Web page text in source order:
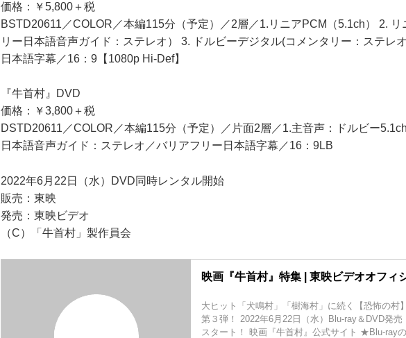
価格：￥5,800＋税
BSTD20611／COLOR／本編115分（予定）／2層／1.リニアPCM（5.1ch） 2. リ
リー日本語音声ガイド：ステレオ） 3. ドルビーデジタル(コメンタリー：ステレ
日本語字幕／16：9【1080p Hi-Def】
『牛首村』DVD
価格：￥3,800＋税
DSTD20611／COLOR／本編115分（予定）／片面2層／1.主音声：ドルビー
日本語音声ガイド：ステレオ／バリアフリー日本語字幕／16：9LB
2022年6月22日（水）DVD同時レンタル開始
販売：東映
発売：東映ビデオ
（C）「牛首村」製作員会
映画『牛首村』特集 | 東映ビデオオフィ
大ヒット「犬鳴村」「樹海村」に続く【恐怖の村
第３弾！ 2022年6月22日（水）Blu-ray＆DVD発
スタート！ 映画『牛首村』公式サイト ★Blu-ray